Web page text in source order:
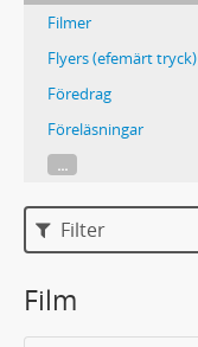
Filmer
Flyers (efemärt tryck)
Föredrag
Föreläsningar
...
Filter
Film